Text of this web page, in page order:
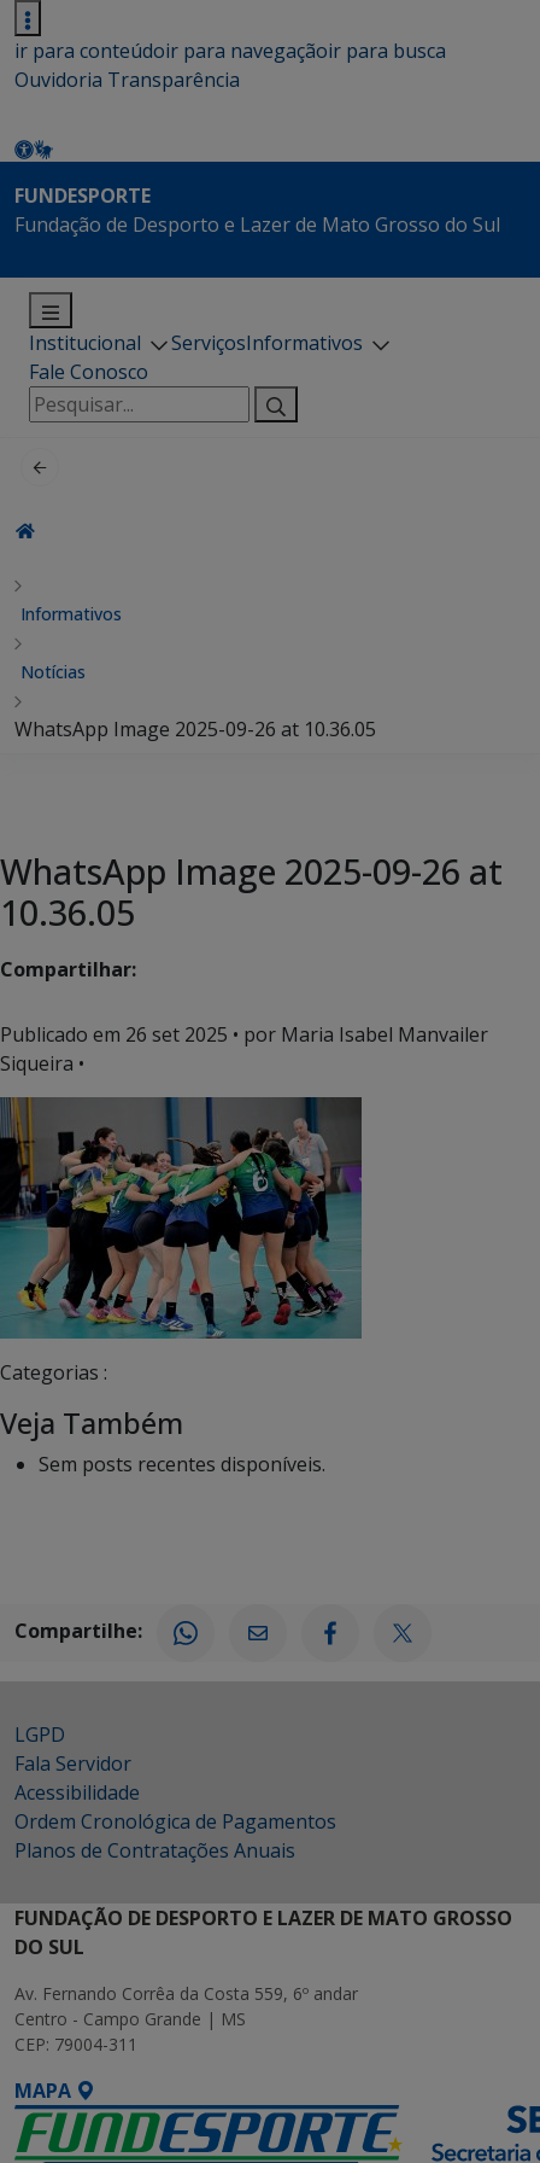
ir para conteúdoir para navegaçãoir para busca
Ouvidoria Transparência
FUNDESPORTE
Fundação de Desporto e Lazer de Mato Grosso do Sul
Institucional ServiçosInformativos
Fale Conosco
Pesquisar
por:
Informativos
Notícias
WhatsApp Image 2025-09-26 at 10.36.05
WhatsApp Image 2025-09-26 at
10.36.05
Compartilhar:
Publicado em 26 set 2025 • por Maria Isabel Manvailer
Siqueira •
Categorias :
Veja Também
Sem posts recentes disponíveis.
Compartilhe:
LGPD
Fala Servidor
Acessibilidade
Ordem Cronológica de Pagamentos
Planos de Contratações Anuais
FUNDAÇÃO DE DESPORTO E LAZER DE MATO GROSSO
DO SUL
Av. Fernando Corrêa da Costa 559, 6º andar
Centro - Campo Grande | MS
CEP: 79004-311
MAPA